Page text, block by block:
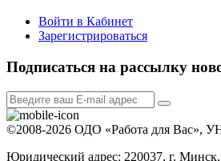
Войти в Кабинет
Зарегистрироваться
Подписаться на рассылку
©2008-2026 ОДО «Работа для Вас»,
Юридический адрес: 220037, г.